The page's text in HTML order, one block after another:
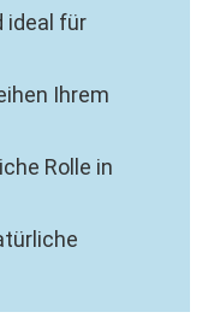
ideal für
Ihrem
Rolle in